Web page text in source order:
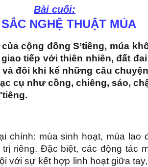
Bài cuối:
NGHỆ THUẬT MÚA
cộng đồng S’tiêng, múa
tiếp với thiên nhiên, đất
đôi khi kể những câu
cụ như cồng, chiêng, sáo,
chính: múa sinh hoạt, múa lao
riêng. Đặc biệt, các động tác
với sự kết hợp linh hoạt giữa